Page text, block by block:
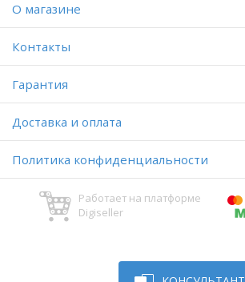
O магазине
Контакты
Гарантия
Доставка и оплата
Политика конфиденциальности
Работает на платформе
Digiseller